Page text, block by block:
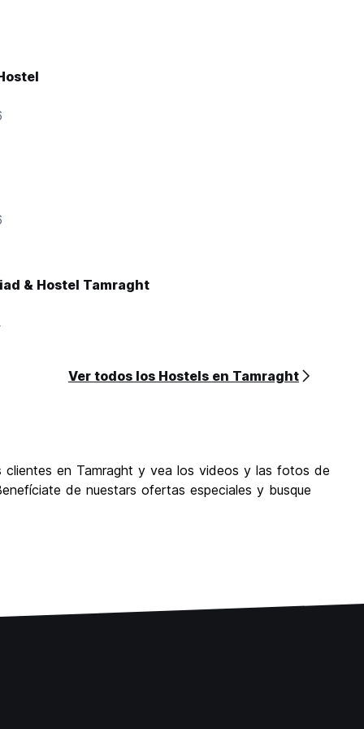
& Hostel Tamraght
Ver todos los Hostels en Tamraght
clientes en Tamraght y vea los videos y las fotos de
de nuestars ofertas especiales y busque